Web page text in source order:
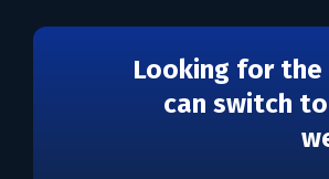
Looking for the
can switch